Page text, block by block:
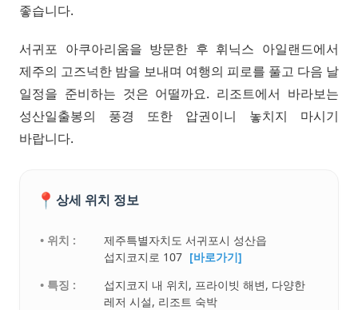
좋습니다.
서귀포 아쿠아리움을 방문한 후 휘닉스 아일랜드에서
제주의 고즈넉한 밤을 보내며 여행의 피로를 풀고 다음 날
일정을 준비하는 것은 어떨까요. 리조트에서 바라보는
성산일출봉의 풍경 또한 압권이니 놓치지 마시기
바랍니다.
📍 상세 위치 정보
• 위치 :
제주특별자치도 서귀포시 성산읍
섭지코지로 107 [바로가기]
• 특징 :
섭지코지 내 위치, 프라이빗 해변, 다양한
레저 시설, 리조트 숙박